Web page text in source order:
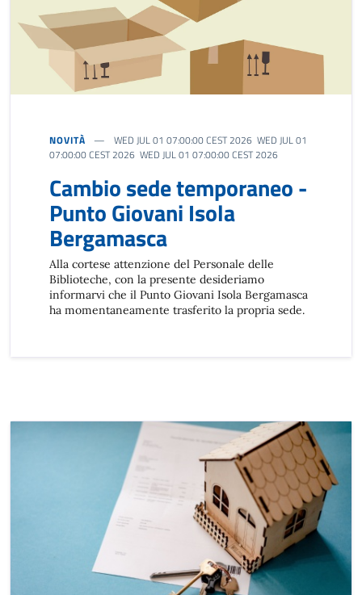
NOVITÀ
WED JUL 01 07:00:00 CEST 2026 WED JUL 01
07:00:00 CEST 2026 WED JUL 01 07:00:00 CEST 2026
Cambio sede temporaneo -
Punto Giovani Isola
Bergamasca
Alla cortese attenzione del Personale delle
Biblioteche, con la presente desideriamo
informarvi che il Punto Giovani Isola Bergamasca
ha momentaneamente trasferito la propria sede.